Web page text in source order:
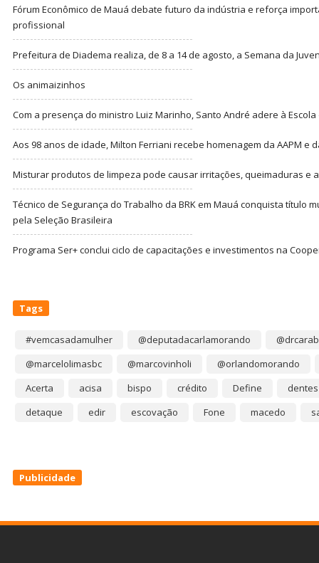
Fórum Econômico de Mauá debate futuro da indústria e reforça
profissional
Prefeitura de Diadema realiza, de 8 a 14 de agosto, a Semana da
Os animaizinhos
Com a presença do ministro Luiz Marinho, Santo André adere à
Aos 98 anos de idade, Milton Ferriani recebe homenagem da AAPM e
Misturar produtos de limpeza pode causar irritações, queimaduras e
Técnico de Segurança do Trabalho da BRK em Mauá conquista título
pela Seleção Brasileira
Programa Ser+ conclui ciclo de capacitações e investimentos na
Tags
#vemcasadamulher @deputadacarlamorando
@marcelolimasbc
@marcovinholi
@orlandomorando
Acerta
acisa bispo crédito Define
dentes
detaque
edir escovação Fone macedo
Publicidade